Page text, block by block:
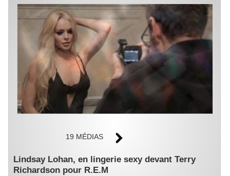
19 MÉDIAS
Lindsay Lohan, en lingerie sexy devant Terry
Richardson pour R.E.M